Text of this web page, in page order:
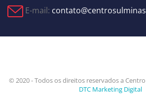
E-mail:
© 2020 - Todos os direitos reservados a
DTC Marketing Digital